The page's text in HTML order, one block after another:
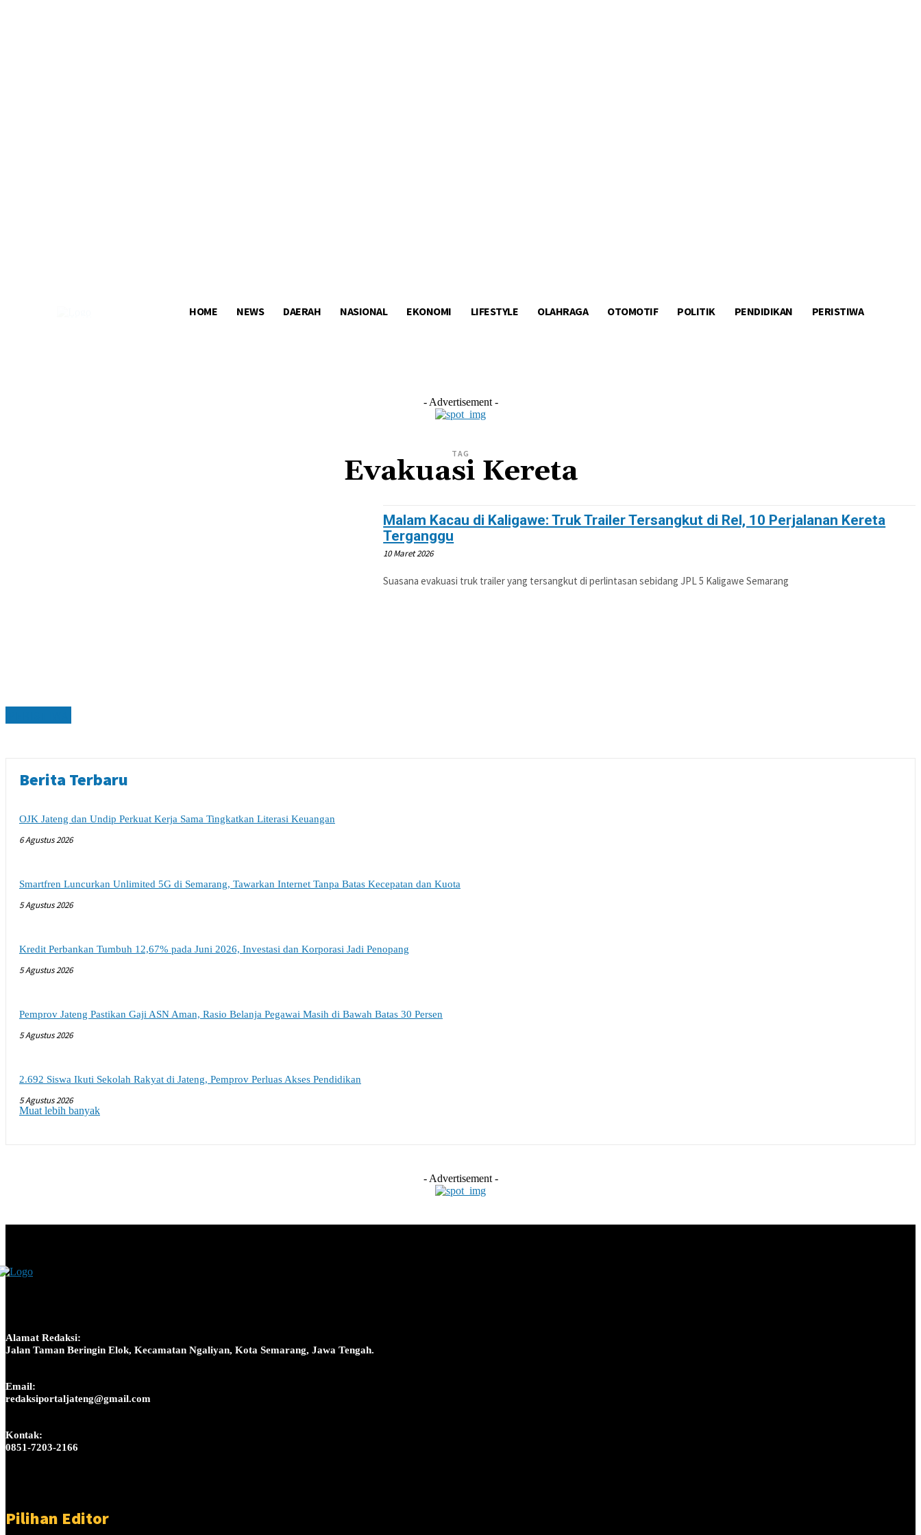
DAERAH NASIONAL EKONOMI LIFESTYLE OLAHRAGA OTOMOTIF POLITIK PENDIDIKAN PERISTIWA
HOME NEWS DAERAH NASIONAL EKONOMI LIFESTYLE OLAHRAGA OTOMOTIF POLITIK PENDIDIKAN PERISTIWA
- Advertisement -
TAG
Evakuasi Kereta
Malam Kacau di Kaligawe: Truk Trailer Tersangkut di Rel, 10 Perjalanan Kereta
Terganggu
10 Maret 2026
Suasana evakuasi truk trailer yang tersangkut di perlintasan sebidang JPL 5 Kaligawe Semarang
Berita Terbaru
OJK Jateng dan Undip Perkuat Kerja Sama Tingkatkan Literasi Keuangan
6 Agustus 2026
Smartfren Luncurkan Unlimited 5G di Semarang, Tawarkan Internet Tanpa Batas Kecepatan dan Kuota
5 Agustus 2026
Kredit Perbankan Tumbuh 12,67% pada Juni 2026, Investasi dan Korporasi Jadi Penopang
5 Agustus 2026
Pemprov Jateng Pastikan Gaji ASN Aman, Rasio Belanja Pegawai Masih di Bawah Batas 30 Persen
5 Agustus 2026
2.692 Siswa Ikuti Sekolah Rakyat di Jateng, Pemprov Perluas Akses Pendidikan
5 Agustus 2026
Muat lebih banyak
- Advertisement -
Alamat Redaksi:
Jalan Taman Beringin Elok, Kecamatan Ngaliyan, Kota Semarang, Jawa Tengah.
Email:
redaksiportaljateng@gmail.com
Kontak:
0851-7203-2166
Pilihan Editor